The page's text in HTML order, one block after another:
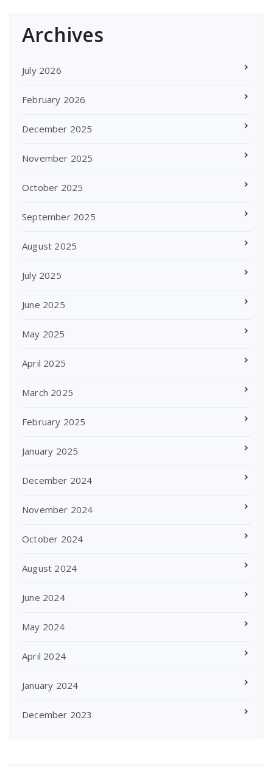
Archives
July 2026
February 2026
December 2025
November 2025
October 2025
September 2025
August 2025
July 2025
June 2025
May 2025
April 2025
March 2025
February 2025
January 2025
December 2024
November 2024
October 2024
August 2024
June 2024
May 2024
April 2024
January 2024
December 2023